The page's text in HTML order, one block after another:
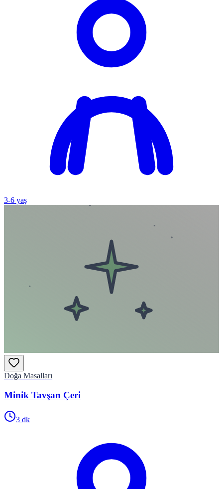
3-6 yaş
Doğa Masalları
Minik Tavşan Çeri
3 dk